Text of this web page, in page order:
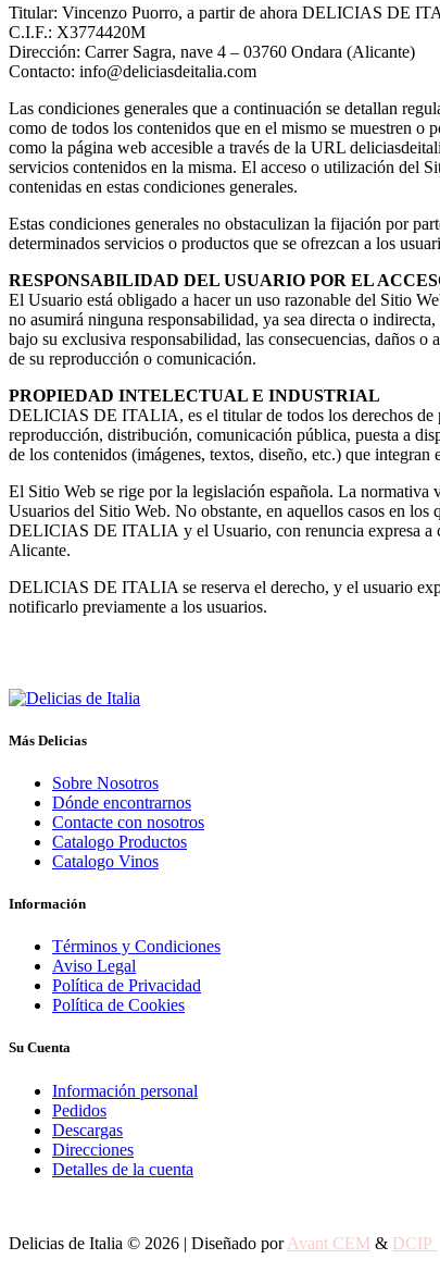
Titular: Vincenzo Puorro, a partir de ahora DELICIAS DE
C.I.F.: X3774420M
Dirección: Carrer Sagra, nave 4 – 03760 Ondara (Alicante)
Contacto: info@deliciasdeitalia.com
Las condiciones generales que a continuación se detallan
como de todos los contenidos que en el mismo se muestren o
como la página web accesible a través de la URL
servicios contenidos en la misma. El acceso o utilización del
contenidas en estas condiciones generales.
Estas condiciones generales no obstaculizan la fijación por
determinados servicios o productos que se ofrezcan a los
RESPONSABILIDAD DEL USUARIO POR EL
El Usuario está obligado a hacer un uso razonable del Sitio
no asumirá ninguna responsabilidad, ya sea directa o
bajo su exclusiva responsabilidad, las consecuencias, daños
de su reproducción o comunicación.
PROPIEDAD INTELECTUAL E INDUSTRIAL
DELICIAS DE ITALIA, es el titular de todos los derechos de
reproducción, distribución, comunicación pública, puesta a
de los contenidos (imágenes, textos, diseño, etc.) que
El Sitio Web se rige por la legislación española. La
Usuarios del Sitio Web. No obstante, en aquellos casos en
DELICIAS DE ITALIA y el Usuario, con renuncia expresa a
Alicante.
DELICIAS DE ITALIA se reserva el derecho, y el usuario
notificarlo previamente a los usuarios.
Más Delicias
Sobre Nosotros
Dónde encontrarnos
Contacte con nosotros
Catalogo Productos
Catalogo Vinos
Información
Términos y Condiciones
Aviso Legal
Política de Privacidad
Política de Cookies
Su Cuenta
Información personal
Pedidos
Descargas
Direcciones
Detalles de la cuenta
Delicias de Italia © 2026 | Diseñado por Avant CEM & DCIP